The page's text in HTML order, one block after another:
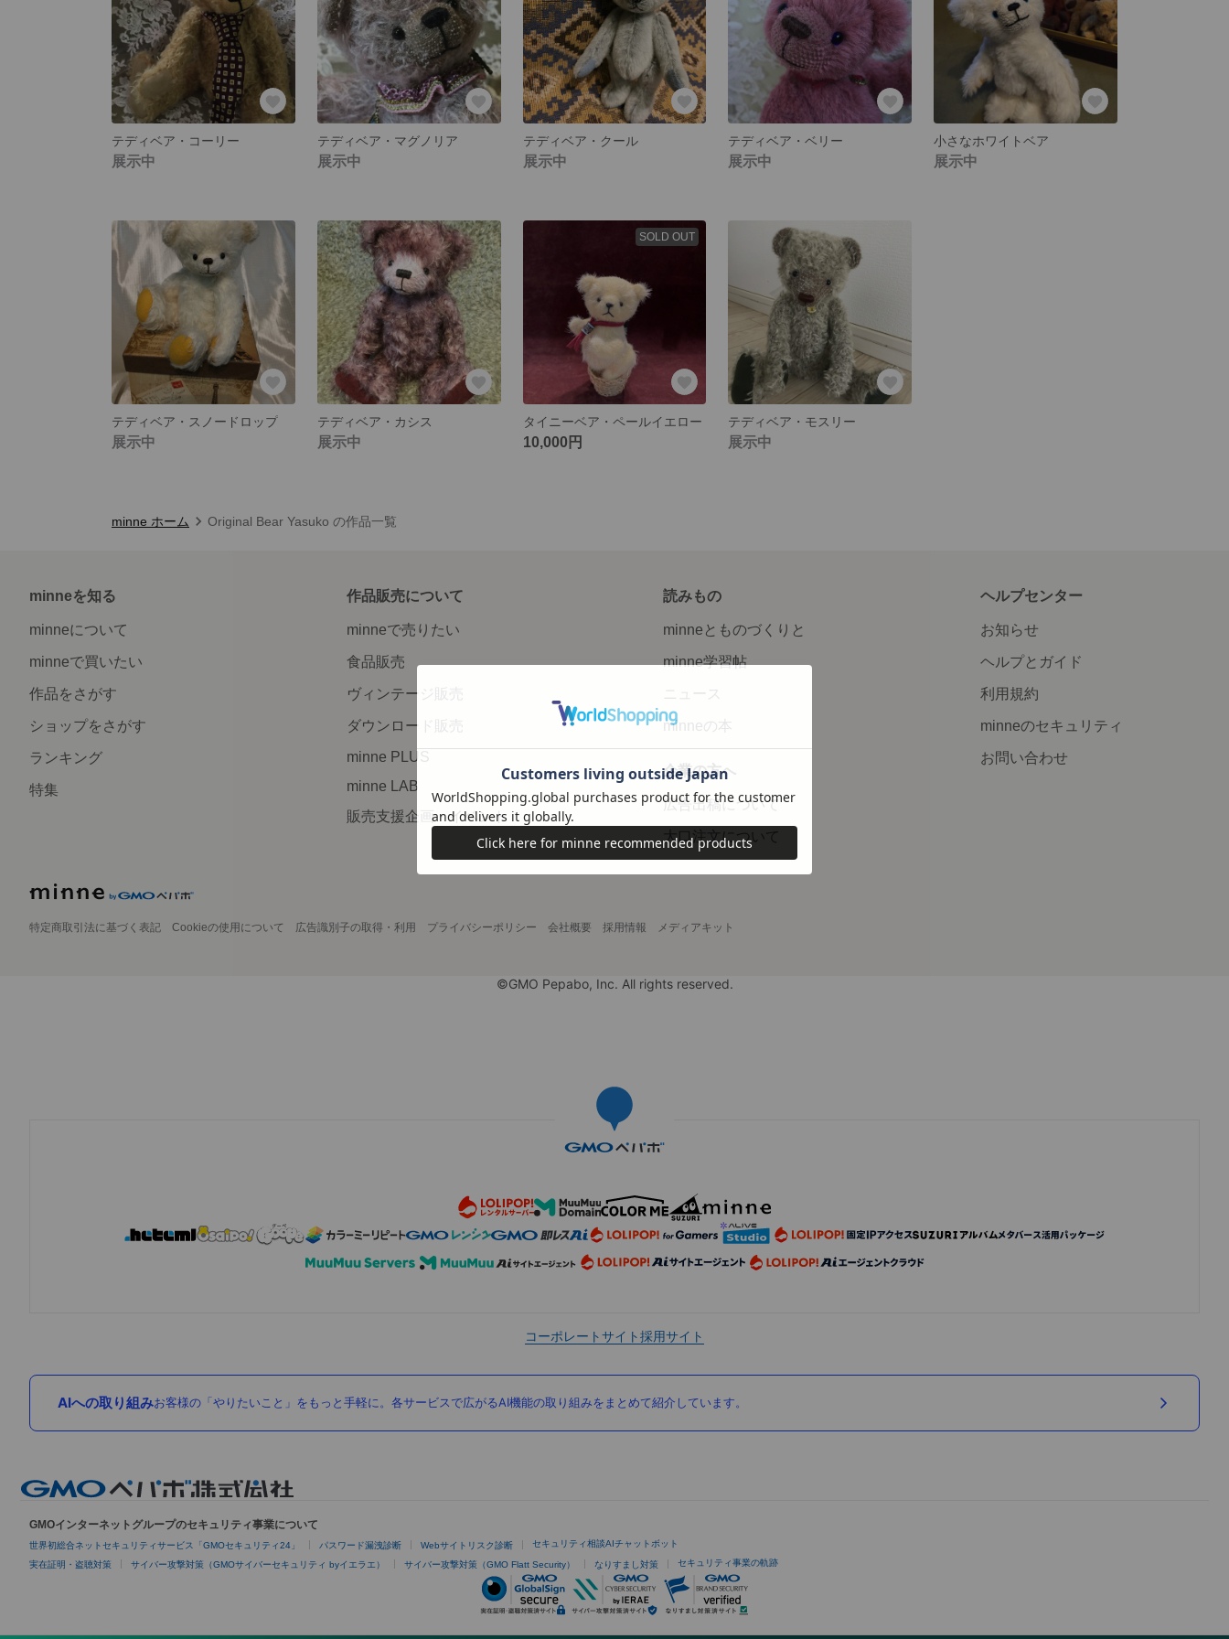
テディベア・コーリー
展示中
テディベア・マグノリア
展示中
テディベア・クール
展示中
テディベア・ベリー
展示中
小さなホワイトベア
展示中
テディベア・スノードロップ
展示中
テディベア・カシス
展示中
SOLD OUT
タイニーベア・ペールイエロー
10,000円
テディベア・モスリー
展示中
minne ホーム Original Bear Yasuko の作品一覧
minneを知る
minneについて
minneで買いたい
作品をさがす
ショップをさがす
ランキング
特集
作品販売について
minneで売りたい
食品販売
ヴィンテージ販売
ダウンロード販売
minne PLUS
minne LAB
販売支援企画・イベント
読みもの
minneとものづくりと
minne学習帖
ニュース
minneの本
企業の方へ
広告出稿について
大口注文について
ヘルプセンター
お知らせ
ヘルプとガイド
利用規約
minneのセキュリティ
お問い合わせ
特定商取引法に基づく表記 Cookieの使用について 広告識別子の取得・利用 プライバシーポリシー 会社概要 採用情報 メディアキット
©GMO Pepabo, Inc. All rights reserved.
コーポレートサイト採用サイト
AIへの取り組みお客様の「やりたいこと」をもっと手軽に。各サービスで広がるAI機能の取り組みをまとめて紹介しています。
GMOインターネットグループのセキュリティ事業について
世界初総合ネットセキュリティサービス「GMOセキュリティ24」 パスワード漏洩診断 Webサイトリスク診断 セキュリティ相談AIチャットボット
実在証明・盗聴対策 サイバー攻撃対策（GMOサイバーセキュリティ byイエラエ） サイバー攻撃対策（GMO Flatt Security） なりすまし対策 セキュリティ事業の軌跡